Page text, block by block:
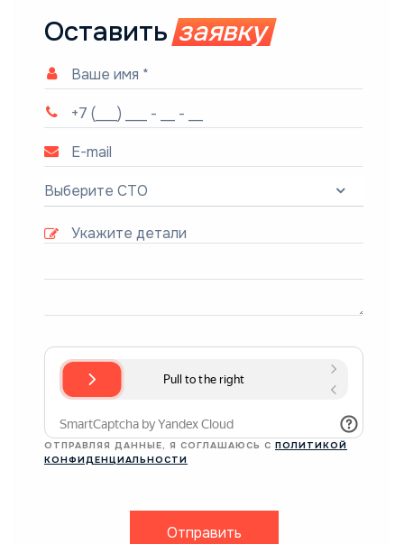
Оставить заявку
Выберите СТО
ОТПРАВЛЯЯ ДАННЫЕ, Я СОГЛАШАЮСЬ С ПОЛИТИКОЙ
КОНФИДЕНЦИАЛЬНОСТИ
Отправить